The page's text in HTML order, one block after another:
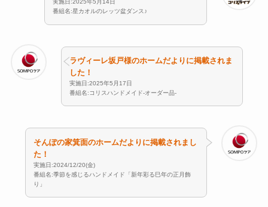
実施日:2025年5月14日
番組名:星カオルのレッツ盆ダンス♪
ラヴィーレ坂戸様のホームだよりに掲載されま
した！
実施日:2025年5月17日
番組名:コリスハンドメイド-オーダー品-
そんぽの家箕面のホームだよりに掲載されまし
た！
実施日:2024/12/20(金)
番組名:季節を感じるハンドメイド「新年彩る巳年の正月飾
り」